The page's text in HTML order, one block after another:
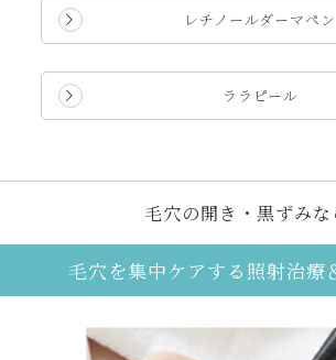
レチノールダーマペン
ララピール
毛穴の開き・黒ずみな
毛穴を集中ケアする照射治療